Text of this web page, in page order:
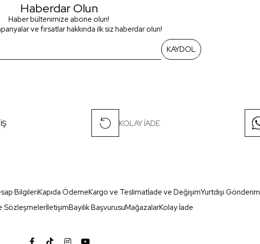
Haberdar Olun
Haber bültenimize abone olun!
ve fırsatlar hakkında ilk siz haberdar olun!
KAYDOL
KOLAY İADE
BilgileriKapıda ÖdemeKargo ve Teslimatİade ve DeğişimYurtdışı Gönderim
SözleşmelerİletişimBayilik BaşvurusuMağazalarKolay İade